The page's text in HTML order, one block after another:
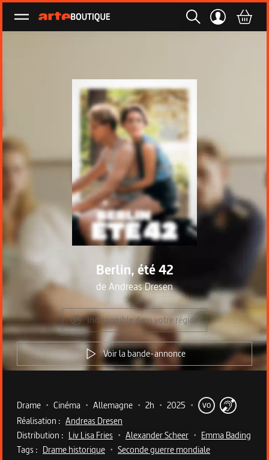
Ouvrir le menu
Berlin, été 42
de Andreas Dresen
Indisponible dans votre région
Voir la bande-annonce
Metadata du programme
Drame • Cinéma • Allemagne • 2h • 2025 • VO
Réalisation : Andreas Dresen
Distribution : Liv Lisa Fries • Alexander Scheer • Emma Bading
Tags : Drame historique • Seconde guerre mondiale